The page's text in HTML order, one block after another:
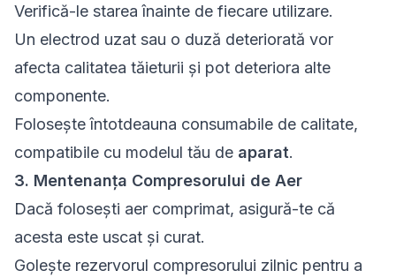
Verifică-le starea înainte de fiecare utilizare.
Un electrod uzat sau o duză deteriorată vor
afecta calitatea tăieturii și pot deteriora alte
componente.
Folosește întotdeauna consumabile de calitate,
compatibile cu modelul tău de aparat.
3. Mentenanța Compresorului de Aer
Dacă folosești aer comprimat, asigură-te că
acesta este uscat și curat.
Golește rezervorul compresorului zilnic pentru a